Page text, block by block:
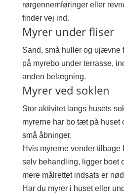
rørgennemføringer eller
finder vej ind.
Myrer under fliser
Sand, små huller og ujævne
på myrebo under terrasse,
anden belægning.
Myrer ved soklen
Stor aktivitet langs husets
myrerne har bo tæt på huset
små åbninger.
Hvis myrerne vender tilbage
selv behandling, ligger boet
mere målrettet indsats er
Har du myrer i huset eller